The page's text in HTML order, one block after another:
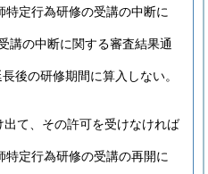
特定行為研修の受講の中断に
講の中断に関する審査結果通
後の研修期間に算入しない。
て、その許可を受けなければ
特定行為研修の受講の再開に